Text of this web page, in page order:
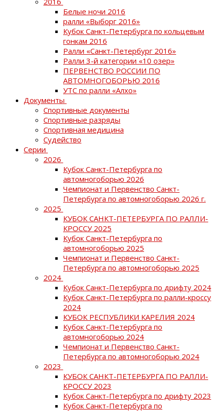
Белые ночи 2016
ралли «Выборг 2016»
Кубок Санкт-Петербурга по кольцевым
гонкам 2016
Ралли «Санкт-Петербург 2016»
Ралли 3-й категории «10 озер»
ПЕРВЕНСТВО РОССИИ ПО
АВТОМНОГОБОРЬЮ 2016
УТС по ралли «Алхо»
Документы
Спортивные документы
Спортивные разряды
Спортивная медицина
Судейство
Серии
2026
Кубок Санкт-Петербурга по
автомногоборью 2026
Чемпионат и Первенство Санкт-
Петербурга по автомногоборью 2026 г.
2025
КУБОК САНКТ-ПЕТЕРБУРГА ПО РАЛЛИ-
КРОССУ 2025
Кубок Санкт-Петербурга по
автомногоборью 2025
Чемпионат и Первенство Санкт-
Петербурга по автомногоборью 2025
2024
Кубок Санкт-Петербурга по дрифту 2024
Кубок Санкт-Петербурга по ралли-кроссу
2024
КУБОК РЕСПУБЛИКИ КАРЕЛИЯ 2024
Кубок Санкт-Петербурга по
автомногоборью 2024
Чемпионат и Первенство Санкт-
Петербурга по автомногоборью 2024
2023
КУБОК САНКТ-ПЕТЕРБУРГА ПО РАЛЛИ-
КРОССУ 2023
Кубок Санкт-Петербурга по дрифту 2023
Кубок Санкт-Петербурга по